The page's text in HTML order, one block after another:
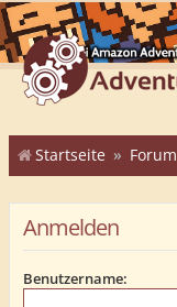
Startseite Forum
Anmelden
Benutzername: